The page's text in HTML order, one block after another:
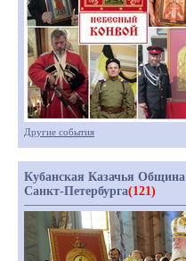
Другие события
Кубанская Казачья Община
Санкт-Петербурга(121)